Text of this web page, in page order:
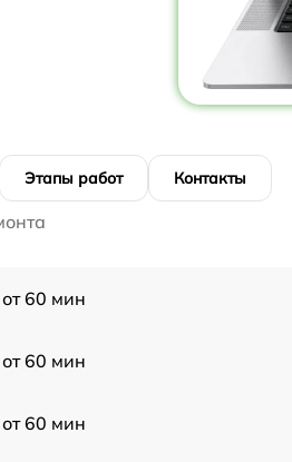
Этапы работ Контакты
от 60 мин
от 60 мин
от 60 мин